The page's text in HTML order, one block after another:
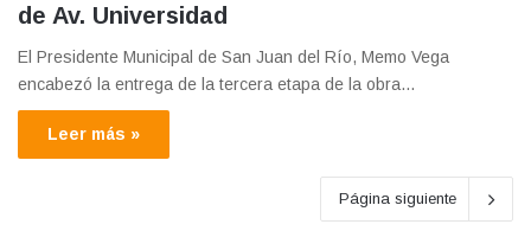
de Av. Universidad
El Presidente Municipal de San Juan del Río, Memo Vega
encabezó la entrega de la tercera etapa de la obra…
Leer más »
Página siguiente